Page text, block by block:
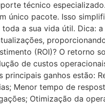
técnico
único pacote. Isso
a sua vida útil. Dica:
(ROI)? O retorno
de custos
ganhos estão:
Menor tempo de
Otimização da